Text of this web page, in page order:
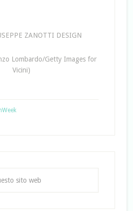
ZANOTTI DESIGN
Lombardo/Getty Images for
Vicini)